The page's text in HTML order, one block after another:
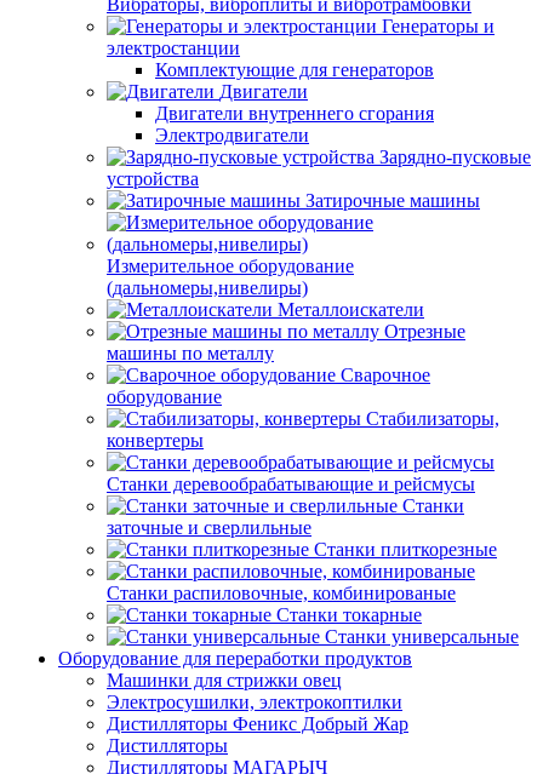
Вибраторы, виброплиты и вибротрамбовки
Генераторы и
электростанции
Комплектующие для генераторов
Двигатели
Двигатели внутреннего сгорания
Электродвигатели
Зарядно-пусковые
устройства
Затирочные машины
Измерительное оборудование
(дальномеры,нивелиры)
Металлоискатели
Отрезные
машины по металлу
Сварочное
оборудование
Стабилизаторы,
конвертеры
Станки деревообрабатывающие и рейсмусы
Станки
заточные и сверлильные
Станки плиткорезные
Станки распиловочные, комбинированые
Станки токарные
Станки универсальные
Оборудование для переработки продуктов
Машинки для стрижки овец
Электросушилки, электрокоптилки
Дистилляторы Феникс Добрый Жар
Дистилляторы
Дистилляторы МАГАРЫЧ